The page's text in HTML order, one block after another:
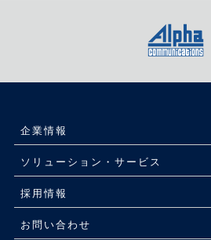
企業情報
ソリューション・サービス
採用情報
お問い合わせ